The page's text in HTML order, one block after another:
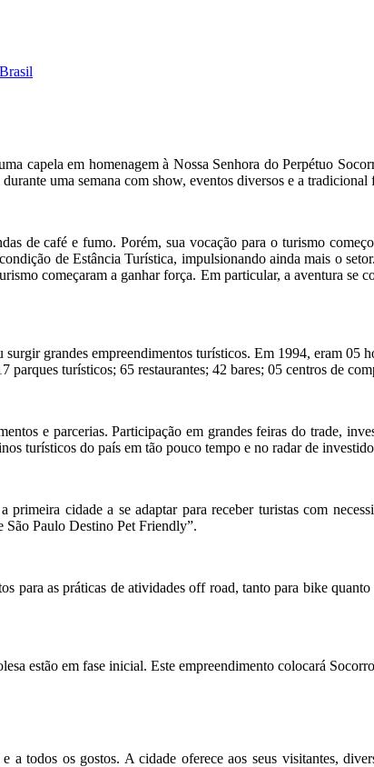
capela em homenagem à Nossa Senhora do Perpétuo
uma semana com show, eventos diversos e a tradicional
de café e fumo. Porém, sua vocação para o turismo
de Estância Turística, impulsionando ainda mais o
começaram a ganhar força. Em particular, a aventura se
grandes empreendimentos turísticos. Em 1994, eram 05
turísticos; 65 restaurantes; 42 bares; 05 centros de
e parcerias. Participação em grandes feiras do trade,
turísticos do país em tão pouco tempo e no radar de
cidade a se adaptar para receber turistas com
São Paulo Destino Pet Friendly”.
para as práticas de atividades off road, tanto para bike
estão em fase inicial. Este empreendimento colocará
todos os gostos. A cidade oferece aos seus visitantes,